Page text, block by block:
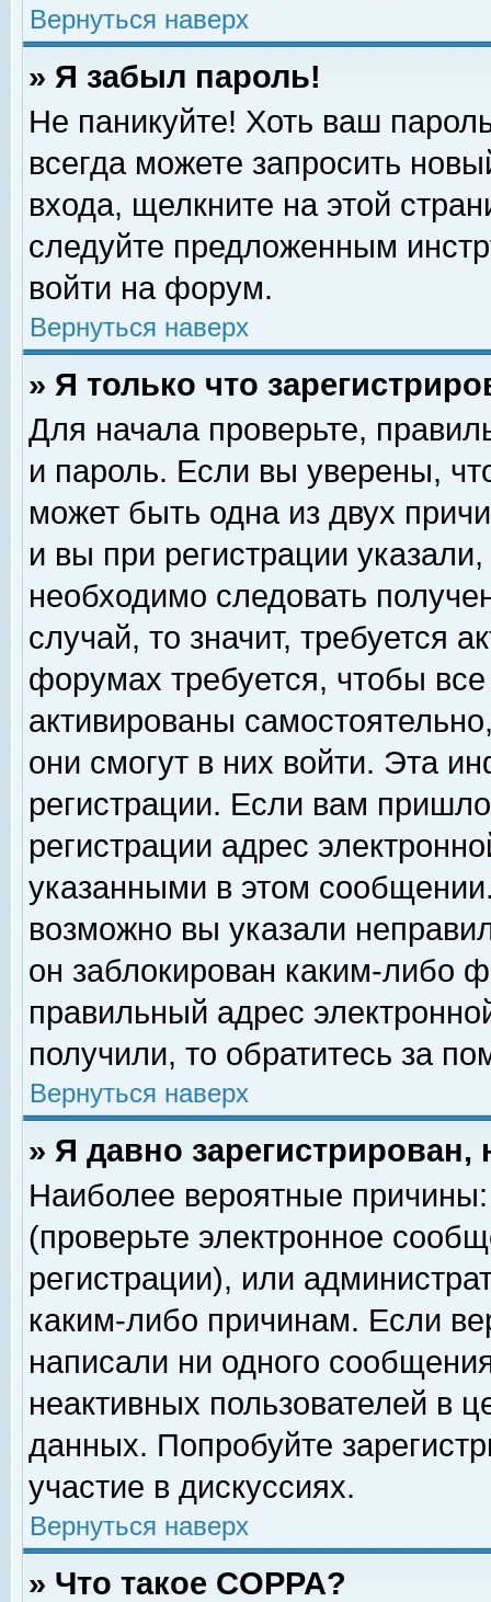
Вернуться наверх
» Я забыл пароль!
Не паникуйте! Хоть ваш
всегда можете запросить
входа, щелкните на этой
следуйте предложенным
войти на форум.
Вернуться наверх
» Я только что
Для начала проверьте,
и пароль. Если вы уверены,
может быть одна из двух
и вы при регистрации
необходимо следовать
случай, то значит, требуется
форумах требуется, чтобы
активированы
они смогут в них войти. Эта
регистрации. Если вам
регистрации адрес
указанными в этом
возможно вы указали
он заблокирован каким-либо
правильный адрес
получили, то обратитесь за
Вернуться наверх
» Я давно
Наиболее вероятные
(проверьте электронное
регистрации), или
каким-либо причинам. Если
написали ни одного
неактивных пользователей в
данных. Попробуйте
участие в дискуссиях.
Вернуться наверх
» Что такое COPPA?